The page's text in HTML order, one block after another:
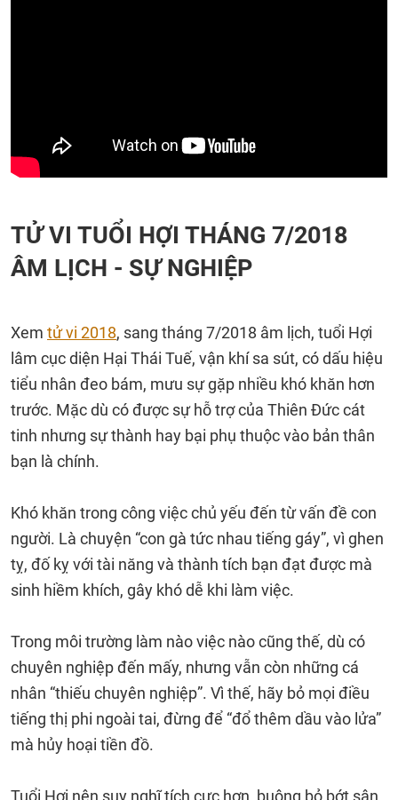
TỬ VI TUỔI HỢI THÁNG 7/2018
ÂM LỊCH - SỰ NGHIỆP
Xem tử vi 2018, sang tháng 7/2018 âm lịch, tuổi Hợi
lâm cục diện Hại Thái Tuế, vận khí sa sút, có dấu hiệu
tiểu nhân đeo bám, mưu sự gặp nhiều khó khăn hơn
trước. Mặc dù có được sự hỗ trợ của Thiên Đức cát
tinh nhưng sự thành hay bại phụ thuộc vào bản thân
bạn là chính.
Khó khăn trong công việc chủ yếu đến từ vấn đề con
người. Là chuyện “con gà tức nhau tiếng gáy”, vì ghen
tỵ, đố kỵ với tài năng và thành tích bạn đạt được mà
sinh hiềm khích, gây khó dễ khi làm việc.
Trong môi trường làm nào việc nào cũng thế, dù có
chuyên nghiệp đến mấy, nhưng vẫn còn những cá
nhân “thiếu chuyên nghiệp”. Vì thế, hãy bỏ mọi điều
tiếng thị phi ngoài tai, đừng để “đổ thêm dầu vào lửa”
mà hủy hoại tiền đồ.
Tuổi Hợi nên suy nghĩ tích cực hơn, buông bỏ bớt sân